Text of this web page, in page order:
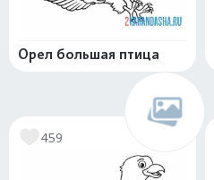
Орел большая птица
459